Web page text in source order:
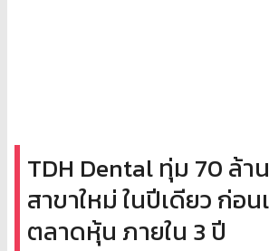
TDH Dental ทุ่ม 70 ล้า
สาขาใหม่ ในปีเดียว ก่อ
ตลาดหุ้น ภายใน 3 ปี